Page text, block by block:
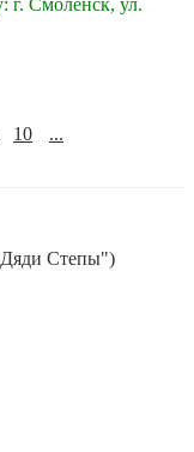
10 ...
Степы")